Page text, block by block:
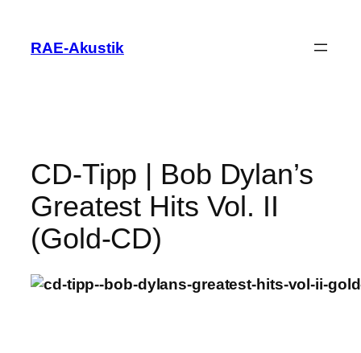
springen
RAE-Akustik
CD-Tipp | Bob Dylan’s
Greatest Hits Vol. II
(Gold-CD)